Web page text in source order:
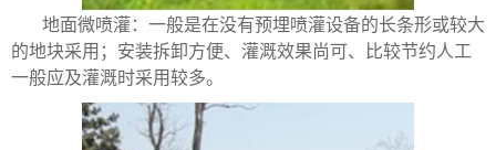
地面微喷灌：一般是在没有预埋喷灌设备的长条形或较大
的地块采用；安装拆卸方便、灌溉效果尚可、比较节约人工
一般应及灌溉时采用较多。